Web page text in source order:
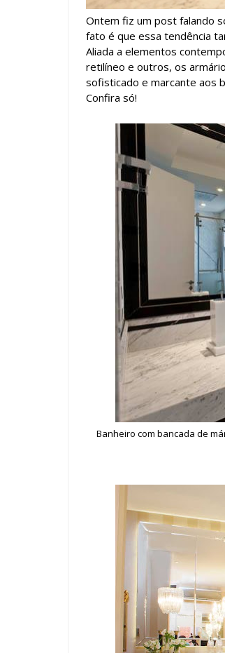
Ontem fiz um post falando
fato é que essa tendência
Aliada a elementos
retilíneo e outros, os
sofisticado e marcante aos
Confira só!
Banheiro com bancada de